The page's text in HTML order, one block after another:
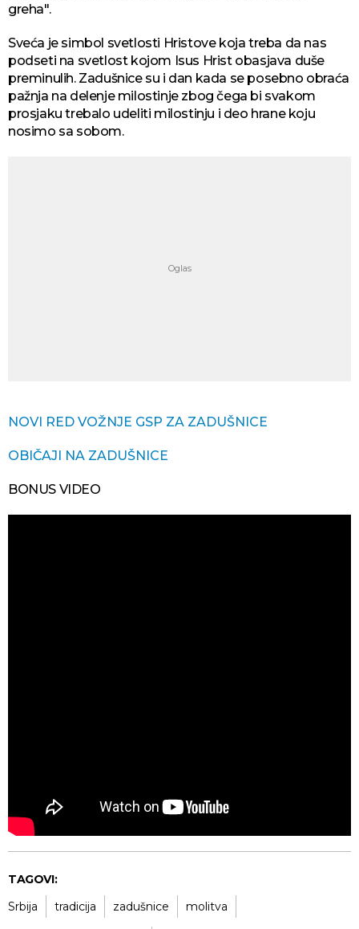
greha".
Sveća je simbol svetlosti Hristove koja treba da nas
podseti na svetlost kojom Isus Hrist obasjava duše
preminulih. Zadušnice su i dan kada se posebno obraća
pažnja na delenje milostinje zbog čega bi svakom
prosjaku trebalo udeliti milostinju i deo hrane koju
nosimo sa sobom.
NOVI RED VOŽNJE GSP ZA ZADUŠNICE
OBIČAJI NA ZADUŠNICE
BONUS VIDEO
TAGOVI:
Srbija
tradicija zadušnice molitva